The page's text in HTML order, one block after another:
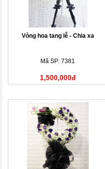
Vòng hoa tang lễ - Chia xa
Mã SP: 7381
1,500,000đ